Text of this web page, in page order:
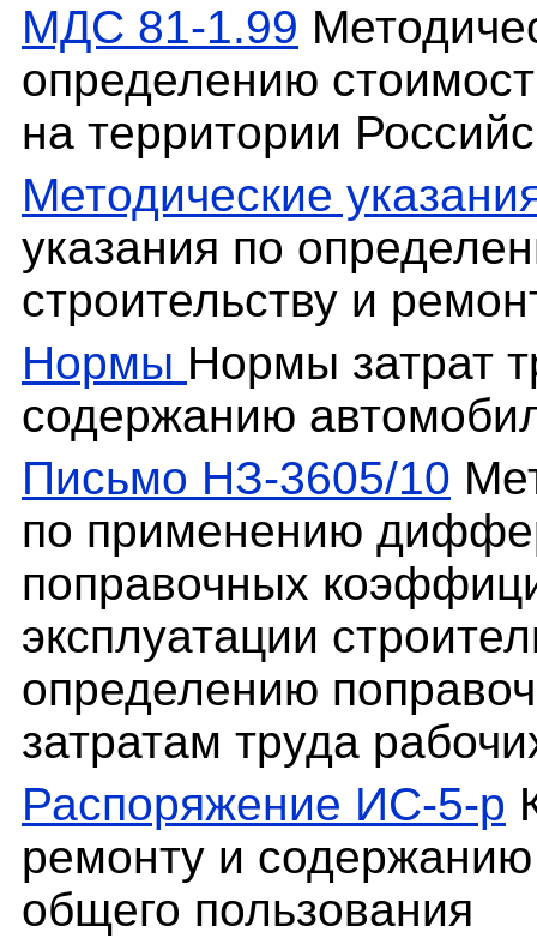
МДС 81-1.99
определению
на территории
Методические
указания по
строительству и
Нормы Нормы затрат
содержанию
Письмо НЗ-3605/10
по применению
поправочных
эксплуатации
определению
затратам труда
Распоряжение ИС-5-р
ремонту и
общего пользования